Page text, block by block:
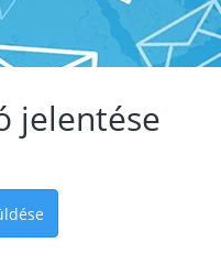
jelentése